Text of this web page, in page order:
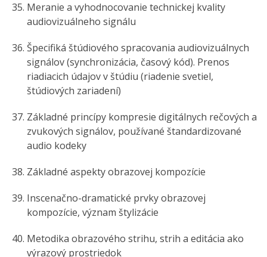
Meranie a vyhodnocovanie technickej kvality
audiovizuálneho signálu
Špecifiká štúdiového spracovania audiovizuálnych
signálov (synchronizácia, časový kód). Prenos
riadiacich údajov v štúdiu (riadenie svetiel,
štúdiových zariadení)
Základné princípy kompresie digitálnych rečových a
zvukových signálov, používané štandardizované
audio kodeky
Základné aspekty obrazovej kompozície
Inscenačno-dramatické prvky obrazovej
kompozície, význam štylizácie
Metodika obrazového strihu, strih a editácia ako
výrazový prostriedok